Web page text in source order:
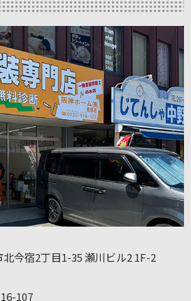
今宿2丁目1-35 瀬川ビル2 1F-2
107